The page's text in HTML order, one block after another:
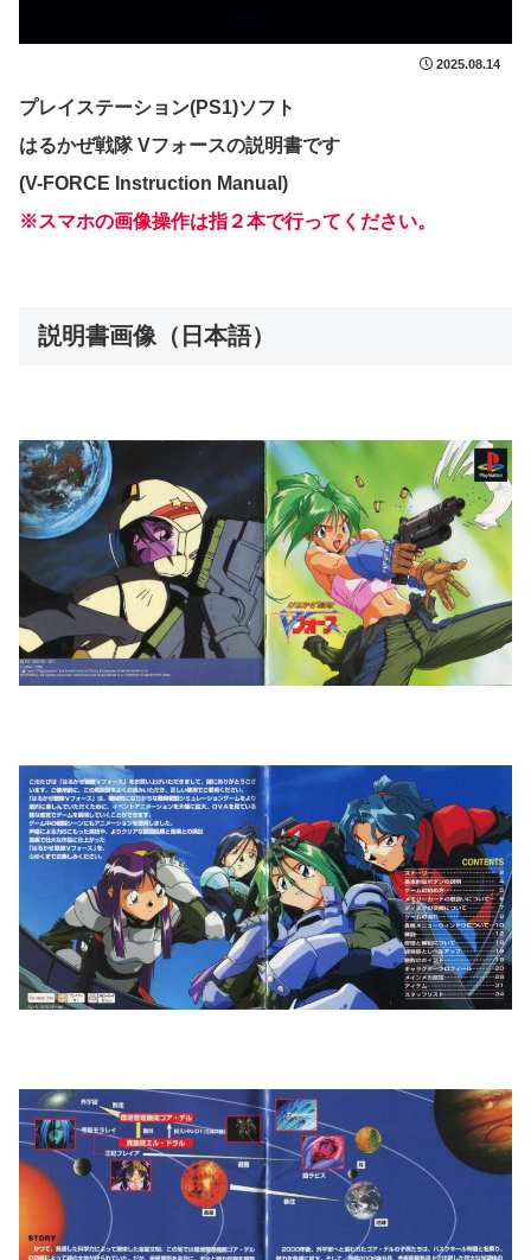
2025.08.14
プレイステーション(PS1)ソフト
はるかぜ戦隊 Vフォースの説明書です
(V-FORCE Instruction Manual)
※スマホの画像操作は指２本で行ってください。
説明書画像（日本語）